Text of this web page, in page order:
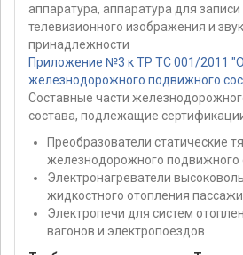
аппаратура, аппаратура для
телевизионного изображения и
принадлежности
Приложение №3 к ТР ТС 001/2011 "О
железнодорожного подвижного
Составные части
состава, подлежащие
Преобразователи статические
железнодорожного подвижного
Электронагреватели
жидкостного отопления
Электропечи для систем
вагонов и электропоездов